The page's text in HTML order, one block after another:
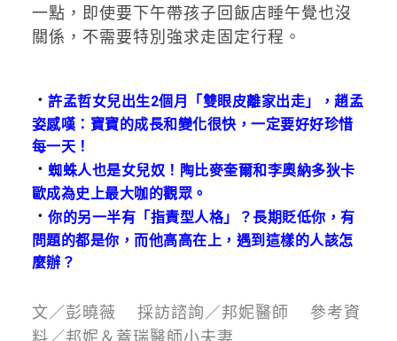
一點，即使要下午帶孩子回飯店睡午覺也沒
關係，不需要特別強求走固定行程。
．許孟哲女兒出生2個月「雙眼皮離家出走」，趙孟
姿感嘆：寶寶的成長和變化很快，一定要好好珍惜
每一天！
．蜘蛛人也是女兒奴！陶比麥奎爾和李奧納多狄卡
歐成為史上最大咖的觀眾。
．你的另一半有「指責型人格」？長期貶低你，有
問題的都是你，而他高高在上，遇到這樣的人該怎
麼辦？
文／彭曉薇 採訪諮詢／邦妮醫師 參考資